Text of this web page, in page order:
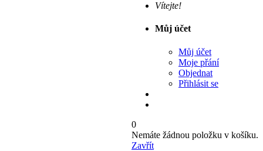
Vítejte!
Můj účet
Můj účet
Moje přání
Objednat
Přihlásit se
0
Nemáte žádnou položku v košíku.
Zavřít